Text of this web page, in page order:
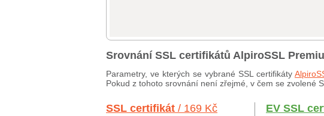
Srovnání SSL certifikátů AlpiroSSL
Parametry, ve kterých se vybrané SSL certifikáty
Pokud z tohoto srovnání není zřejmé, v čem se zvolené
SSL certifikát / 169 Kč EV SSL